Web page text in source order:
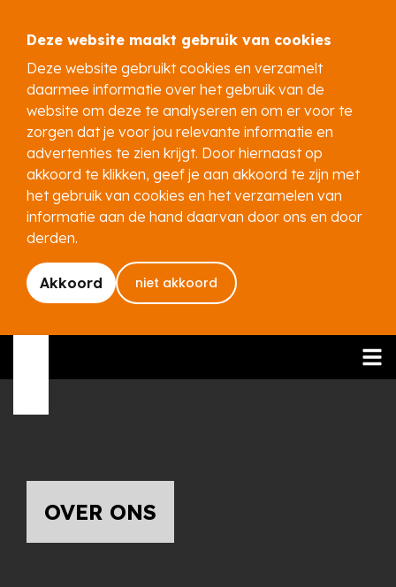
Deze website maakt gebruik van cookies
Deze website gebruikt cookies en verzamelt
daarmee informatie over het gebruik van de
website om deze te analyseren en om er voor te
zorgen dat je voor jou relevante informatie en
advertenties te zien krijgt. Door hiernaast op
akkoord te klikken, geef je aan akkoord te zijn met
het gebruik van cookies en het verzamelen van
informatie aan de hand daarvan door ons en door
derden.
Akkoord niet akkoord
OVER ONS